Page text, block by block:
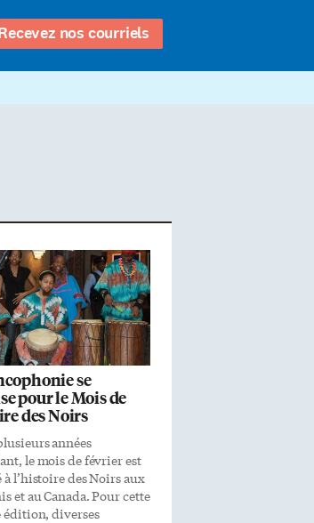
nos courriels
se
pour le Mois de
des Noirs
années
le mois de février est
à l’histoire des Noirs aux
et au Canada. Pour cette
édition, diverses